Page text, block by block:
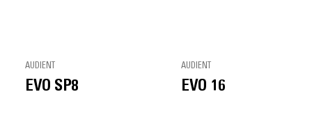
AUDIENT
EVO SP8
AUDIENT
EVO 16